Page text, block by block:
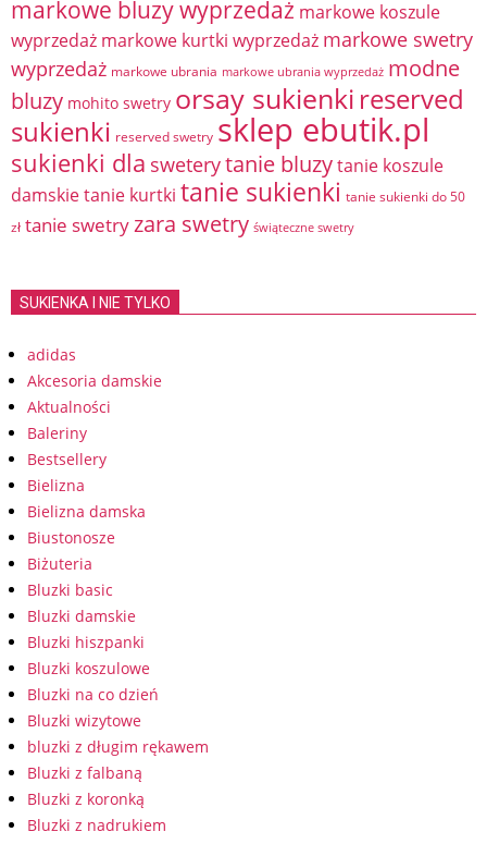
markowe bluzy wyprzedaż markowe koszule
wyprzedaż markowe kurtki wyprzedaż markowe swetry
wyprzedaż markowe ubrania markowe ubrania wyprzedaż modne
bluzy mohito swetry orsay sukienki reserved
sukienki reserved swetry sklep ebutik.pl
sukienki dla sweterytanie bluzytanie koszule
damskietanie kurtki tanie sukienki tanie sukienki do 50
zł tanie swetryzara swetry świąteczne swetry
SUKIENKA I NIE TYLKO
adidas
Akcesoria damskie
Aktualności
Baleriny
Bestsellery
Bielizna
Bielizna damska
Biustonosze
Biżuteria
Bluzki basic
Bluzki damskie
Bluzki hiszpanki
Bluzki koszulowe
Bluzki na co dzień
Bluzki wizytowe
bluzki z długim rękawem
Bluzki z falbaną
Bluzki z koronką
Bluzki z nadrukiem